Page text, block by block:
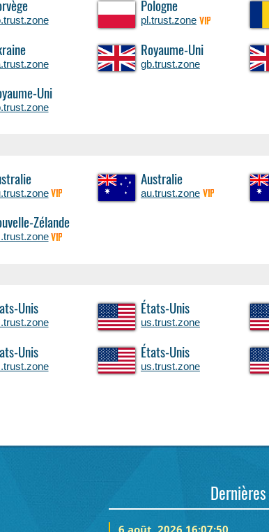
Pologne
pl.trust.zone VIP
Royaume-Uni
gb.trust.zone
Uni
VIP
Australie
au.trust.zone VIP
Zélande
VIP
Unis États-Unis
us.trust.zone
Unis États-Unis
us.trust.zone